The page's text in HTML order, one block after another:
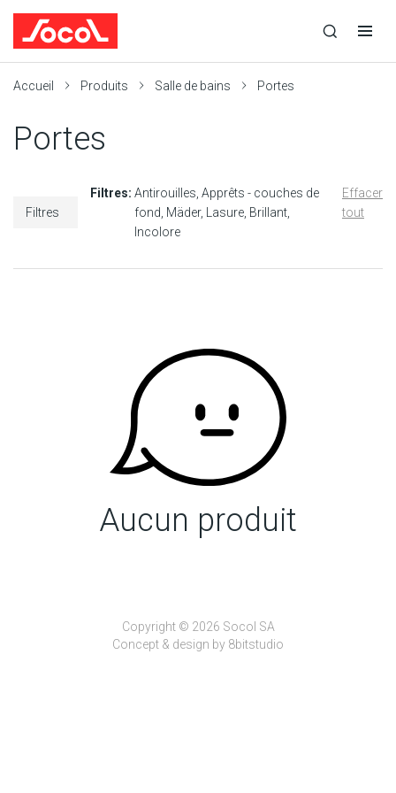
recherche
recherche
navigation
Accueil Produits Salle de bains Portes
Portes
Filtres
Filtres: Antirouilles Apprêts - couches de
fond Mäder Lasure Brillant
Incolore
Effacer
tout
Aucun produit
Copyright © 2026 Socol SA
Concept & design by 8bitstudio